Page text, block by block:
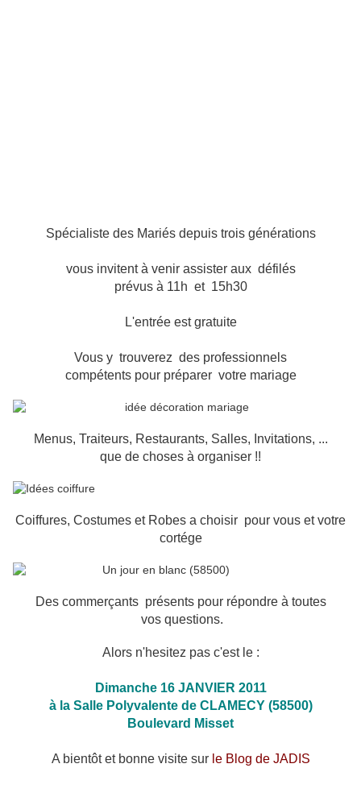
Spécialiste des Mariés depuis trois générations
vous invitent à venir assister aux défilés
prévus à 11h et 15h30
L'entrée est gratuite
Vous y trouverez des professionnels
compétents pour préparer votre mariage
Menus, Traiteurs, Restaurants, Salles, Invitations, ...
que de choses à organiser !!
Coiffures, Costumes et Robes a choisir pour vous et votre
cortége
Des commerçants présents pour répondre à toutes
vos questions.
Alors n'hesitez pas c'est le :
Dimanche 16 JANVIER 2011
à la Salle Polyvalente de CLAMECY (58500)
Boulevard Misset
A bientôt et bonne visite sur le Blog de JADIS